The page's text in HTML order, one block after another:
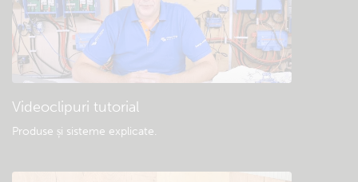
Videoclipuri tutorial
Produse și sisteme explicate.